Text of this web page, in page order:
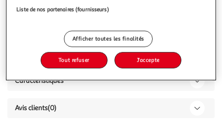
Description
Caractéristiques
Avis clients(0)
Liste de nos partenaires (fournisseurs)
Afficher toutes les finalités
Tout refuser J'accepte